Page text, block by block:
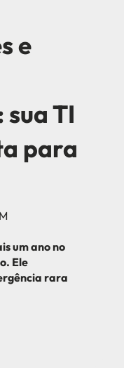
e
TI
para
um ano no
Ele
rara